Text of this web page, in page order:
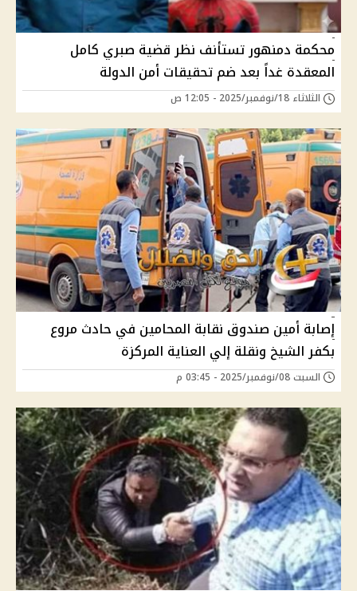
محكمة دمنهور تستأنف نظر قضية صبري كامل
المعقدة غداً بعد ضم تحقيقات أمن الدولة
الثلاثاء 18/نوفمبر/2025 - 12:05 ص
إصابة أمين صندوق نقابة المحامين في حادث مروع
بكفر الشيخ ونقلة إلي العناية المركزة
السبت 08/نوفمبر/2025 - 03:45 م